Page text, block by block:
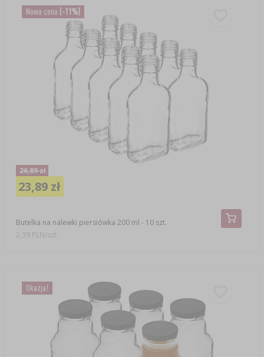
Nowa cena (-11%)
Butelka na nalewki piersiówka 200 ml - 10 szt.
26,89 zł
23,89 zł
2,39 PLN/szt.
Okazja!